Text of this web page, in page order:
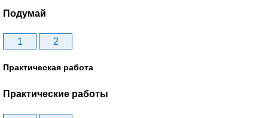
Подумай
1 2
Практическая работа
Практические работы